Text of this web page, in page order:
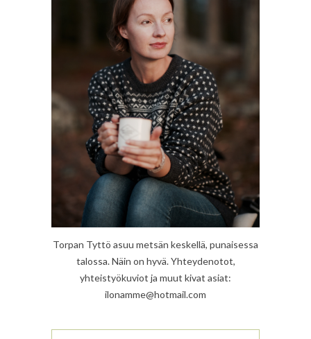
Torpan Tyttö asuu metsän keskellä, punaisessa
talossa. Näin on hyvä. Yhteydenotot,
yhteistyökuviot ja muut kivat asiat:
ilonamme@hotmail.com